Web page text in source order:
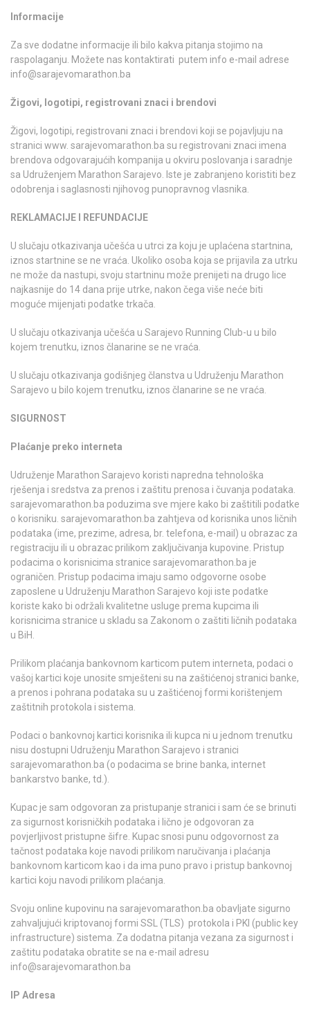
Informacije
Za sve dodatne informacije ili bilo kakva pitanja stojimo na
raspolaganju. Možete nas kontaktirati putem info e-mail adrese
info@sarajevomarathon.ba
Žigovi, logotipi, registrovani znaci i brendovi
Žigovi, logotipi, registrovani znaci i brendovi koji se pojavljuju na
stranici www. sarajevomarathon.ba su registrovani znaci imena
brendova odgovarajućih kompanija u okviru poslovanja i saradnje
sa Udruženjem Marathon Sarajevo. Iste je zabranjeno koristiti bez
odobrenja i saglasnosti njihovog punopravnog vlasnika.
REKLAMACIJE I REFUNDACIJE
U slučaju otkazivanja učešća u utrci za koju je uplaćena startnina,
iznos startnine se ne vraća. Ukoliko osoba koja se prijavila za utrku
ne može da nastupi, svoju startninu može prenijeti na drugo lice
najkasnije do 14 dana prije utrke, nakon čega više neće biti
moguće mijenjati podatke trkača.
U slučaju otkazivanja učešća u Sarajevo Running Club-u u bilo
kojem trenutku, iznos članarine se ne vraća.
U slučaju otkazivanja godišnjeg članstva u Udruženju Marathon
Sarajevo u bilo kojem trenutku, iznos članarine se ne vraća.
SIGURNOST
Plaćanje preko interneta
Udruženje Marathon Sarajevo koristi napredna tehnološka
rješenja i sredstva za prenos i zaštitu prenosa i čuvanja podataka.
sarajevomarathon.ba poduzima sve mjere kako bi zaštitili podatke
o korisniku. sarajevomarathon.ba zahtjeva od korisnika unos ličnih
podataka (ime, prezime, adresa, br. telefona, e-mail) u obrazac za
registraciju ili u obrazac prilikom zaključivanja kupovine. Pristup
podacima o korisnicima stranice sarajevomarathon.ba je
ograničen. Pristup podacima imaju samo odgovorne osobe
zaposlene u Udruženju Marathon Sarajevo koji iste podatke
koriste kako bi održali kvalitetne usluge prema kupcima ili
korisnicima stranice u skladu sa Zakonom o zaštiti ličnih podataka
u BiH.
Prilikom plaćanja bankovnom karticom putem interneta, podaci o
vašoj kartici koje unosite smješteni su na zaštićenoj stranici banke,
a prenos i pohrana podataka su u zaštićenoj formi korištenjem
zaštitnih protokola i sistema.
Podaci o bankovnoj kartici korisnika ili kupca ni u jednom trenutku
nisu dostupni Udruženju Marathon Sarajevo i stranici
sarajevomarathon.ba (o podacima se brine banka, internet
bankarstvo banke, td.).
Kupac je sam odgovoran za pristupanje stranici i sam će se brinuti
za sigurnost korisničkih podataka i lično je odgovoran za
povjerljivost pristupne šifre. Kupac snosi punu odgovornost za
tačnost podataka koje navodi prilikom naručivanja i plaćanja
bankovnom karticom kao i da ima puno pravo i pristup bankovnoj
kartici koju navodi prilikom plaćanja.
Svoju online kupovinu na sarajevomarathon.ba obavljate sigurno
zahvaljujući kriptovanoj formi SSL (TLS) protokola i PKI (public key
infrastructure) sistema. Za dodatna pitanja vezana za sigurnost i
zaštitu podataka obratite se na e-mail adresu
info@sarajevomarathon.ba
IP Adresa